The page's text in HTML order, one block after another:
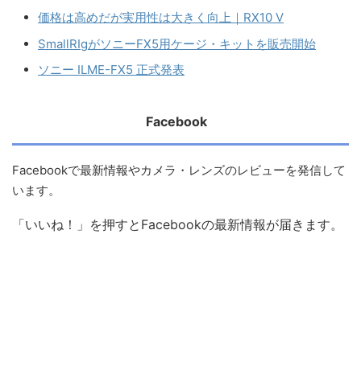
価格は高めだが実用性は大きく向上｜RX10 V
SmallRIgがソニーFX5用ケージ・キットを販売開始
ソニー ILME-FX5 正式発表
Facebook
Facebookで最新情報やカメラ・レンズのレビューを発信して
います。
「いいね！」を押すとFacebookの最新情報が届きます。